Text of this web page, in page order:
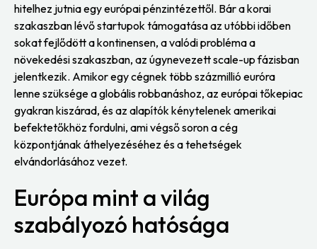
hitelhez jutnia egy európai pénzintézettől. Bár a korai
szakaszban lévő startupok támogatása az utóbbi időben
sokat fejlődött a kontinensen, a valódi probléma a
növekedési szakaszban, az úgynevezett scale-up fázisban
jelentkezik. Amikor egy cégnek több százmillió euróra
lenne szüksége a globális robbanáshoz, az európai tőkepiac
gyakran kiszárad, és az alapítók kénytelenek amerikai
befektetőkhöz fordulni, ami végső soron a cég
központjának áthelyezéséhez és a tehetségek
elvándorlásához vezet.
Európa mint a világ
szabályozó hatósága